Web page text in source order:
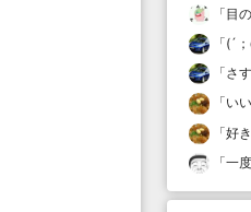
「目
「(´
「さ
「い
「好き
「一